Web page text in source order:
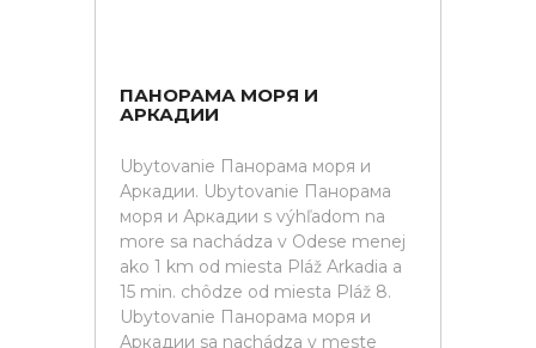
ПАНОРАМА МОРЯ И
АРКАДИИ
Ubytovanie Панорама моря и
Аркадии. Ubytovanie Панорама
моря и Аркадии s výhľadom na
more sa nachádza v Odese menej
ako 1 km od miesta Pláž Arkadia a
15 min. chôdze od miesta Pláž 8.
Ubytovanie Панорама моря и
Аркадии sa nachádza v meste